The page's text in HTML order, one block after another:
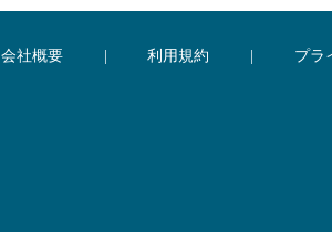
会社概要 利用規約 プラ